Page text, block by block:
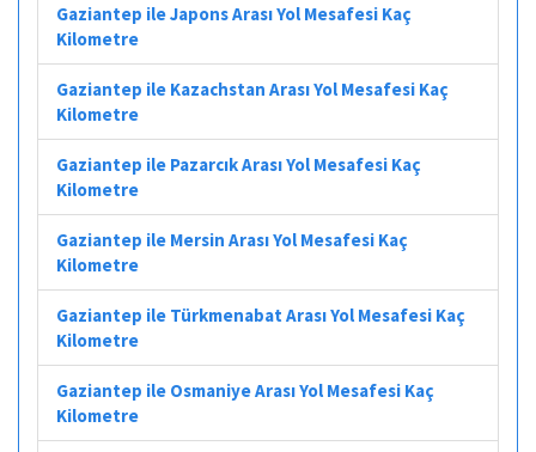
Gaziantep ile Japons Arası Yol Mesafesi Kaç
Kilometre
Gaziantep ile Kazachstan Arası Yol Mesafesi Kaç
Kilometre
Gaziantep ile Pazarcık Arası Yol Mesafesi Kaç
Kilometre
Gaziantep ile Mersin Arası Yol Mesafesi Kaç
Kilometre
Gaziantep ile Türkmenabat Arası Yol Mesafesi Kaç
Kilometre
Gaziantep ile Osmaniye Arası Yol Mesafesi Kaç
Kilometre